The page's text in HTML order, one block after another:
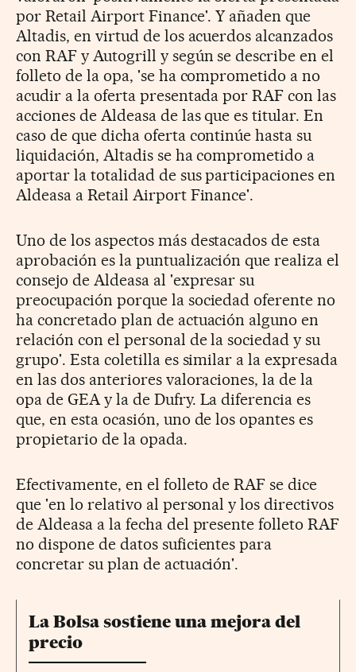
por Retail Airport Finance'. Y añaden que
Altadis, en virtud de los acuerdos alcanzados
con RAF y Autogrill y según se describe en el
folleto de la opa, 'se ha comprometido a no
acudir a la oferta presentada por RAF con las
acciones de Aldeasa de las que es titular. En
caso de que dicha oferta continúe hasta su
liquidación, Altadis se ha comprometido a
aportar la totalidad de sus participaciones en
Aldeasa a Retail Airport Finance'.
Uno de los aspectos más destacados de esta
aprobación es la puntualización que realiza el
consejo de Aldeasa al 'expresar su
preocupación porque la sociedad oferente no
ha concretado plan de actuación alguno en
relación con el personal de la sociedad y su
grupo'. Esta coletilla es similar a la expresada
en las dos anteriores valoraciones, la de la
opa de GEA y la de Dufry. La diferencia es
que, en esta ocasión, uno de los opantes es
propietario de la opada.
Efectivamente, en el folleto de RAF se dice
que 'en lo relativo al personal y los directivos
de Aldeasa a la fecha del presente folleto RAF
no dispone de datos suficientes para
concretar su plan de actuación'.
La Bolsa sostiene una mejora del
precio